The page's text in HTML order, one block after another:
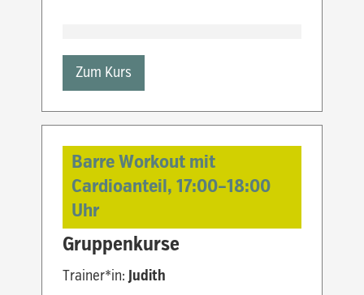
Zum Kurs
Barre Workout mit
Cardioanteil,17:00–18:00
Uhr
Gruppenkurse
Trainer*in: Judith